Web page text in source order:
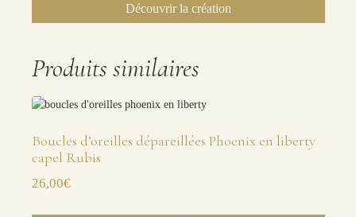
Découvrir la création
Produits similaires
Boucles d’oreilles dépareillées Phoenix en liberty
capel Rubis
26,00€